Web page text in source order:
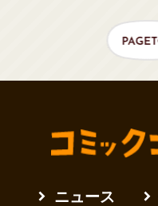
ニュース